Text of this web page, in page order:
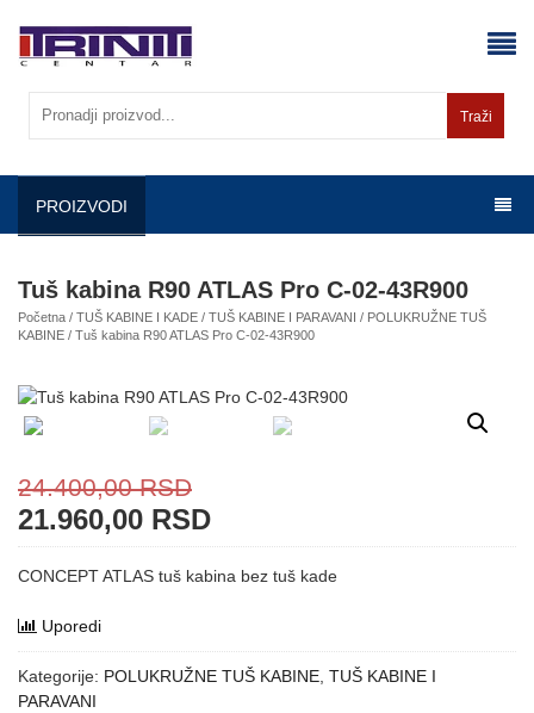
content
Traži
PROIZVODI
Tuš kabina R90 ATLAS Pro C-02-43R900
Početna / TUŠ KABINE I KADE / TUŠ KABINE I PARAVANI / POLUKRUŽNE TUŠ
KABINE / Tuš kabina R90 ATLAS Pro C-02-43R900
24.400,00RSD
21.960,00 RSD
CONCEPT ATLAS tuš kabina bez tuš kade
Uporedi
Kategorije: POLUKRUŽNE TUŠ KABINE TUŠ KABINE I
PARAVANI